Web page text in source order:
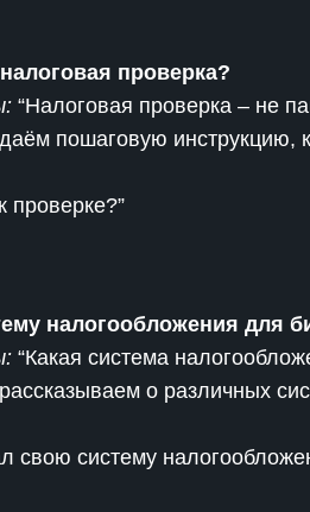
проверка?
“Налоговая проверка – не
даём пошаговую инструкцию,
проверке?”
налогообложения для
“Какая система
рассказываем о различных
свою систему